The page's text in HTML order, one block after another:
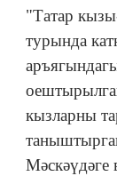
"Татар
турында
кызларны
Мәскәүдәге